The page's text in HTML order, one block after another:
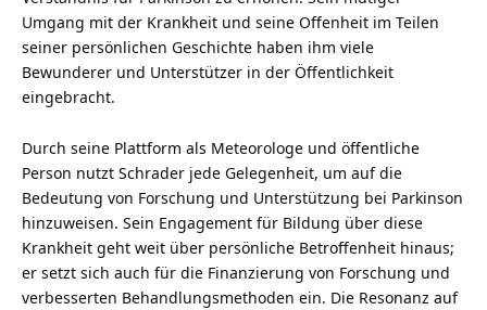
Umgang mit der Krankheit und seine Offenheit im Teilen
seiner persönlichen Geschichte haben ihm viele
Bewunderer und Unterstützer in der Öffentlichkeit
eingebracht.
Durch seine Plattform als Meteorologe und öffentliche
Person nutzt Schrader jede Gelegenheit, um auf die
Bedeutung von Forschung und Unterstützung bei Parkinson
hinzuweisen. Sein Engagement für Bildung über diese
Krankheit geht weit über persönliche Betroffenheit hinaus;
er setzt sich auch für die Finanzierung von Forschung und
verbesserten Behandlungsmethoden ein. Die Resonanz auf